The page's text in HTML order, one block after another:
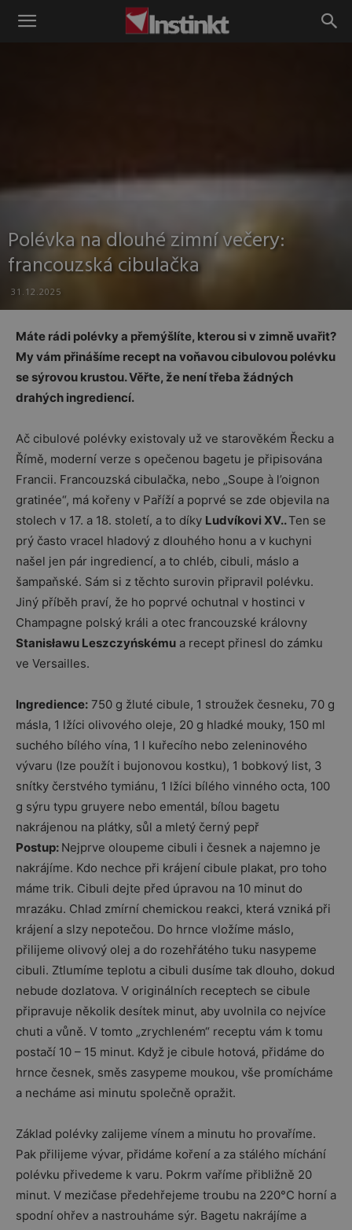
Instinkt
Polévka na dlouhé zimní večery:
francouzská cibulačka
31.12.2025
Máte rádi polévky a přemýšlíte, kterou si v zimně uvařit?
My vám přinášíme recept na voňavou cibulovou polévku
se sýrovou krustou. Věřte, že není třeba žádných
drahých ingrediencí.
Ač cibulové polévky existovaly už ve starověkém Řecku a
Římě, moderní verze s opečenou bagetu je připisována
Francii. Francouzská cibulačka, nebo „Soupe à l’oignon
gratinée“, má kořeny v Paříží a poprvé se zde objevila na
stolech v 17. a 18. století, a to díky Ludvíkovi XV..Ten se
prý často vracel hladový z dlouhého honu a v kuchyni
našel jen pár ingrediencí, a to chléb, cibuli, máslo a
šampaňské. Sám si z těchto surovin připravil polévku.
Jiný příběh praví, že ho poprvé ochutnal v hostinci v
Champagne polský králi a otec francouzské královny
Stanisławu Leszczyńskému a recept přinesl do zámku
ve Versailles.
Ingredience: 750 g žluté cibule, 1 stroužek česneku, 70 g
másla, 1 lžíci olivového oleje, 20 g hladké mouky, 150 ml
suchého bílého vína, 1 l kuřecího nebo zeleninového
vývaru (lze použít i bujonovou kostku), 1 bobkový list, 3
snítky čerstvého tymiánu, 1 lžíci bílého vinného octa, 100
g sýru typu gruyere nebo ementál, bílou bagetu
nakrájenou na plátky, sůl a mletý černý pepř
Postup: Nejprve oloupeme cibuli i česnek a najemno je
nakrájíme. Kdo nechce při krájení cibule plakat, pro toho
máme trik. Cibuli dejte před úpravou na 10 minut do
mrazáku. Chlad zmírní chemickou reakci, která vzniká při
krájení a slzy nepotečou. Do hrnce vložíme máslo,
přilijeme olivový olej a do rozehřátého tuku nasypeme
cibuli. Ztlumíme teplotu a cibuli dusíme tak dlouho, dokud
nebude dozlatova. V originálních receptech se cibule
připravuje několik desítek minut, aby uvolnila co nejvíce
chuti a vůně. V tomto „zrychleném“ receptu vám k tomu
postačí 10 – 15 minut. Když je cibule hotová, přidáme do
hrnce česnek, směs zasypeme moukou, vše promícháme
a necháme asi minutu společně opražit.
Základ polévky zalijeme vínem a minutu ho provaříme.
Pak přilijeme vývar, přidáme koření a za stálého míchání
polévku přivedeme k varu. Pokrm vaříme přibližně 20
minut. V mezičase předehřejeme troubu na 220°C horní a
spodní ohřev a nastrouháme sýr. Bagetu nakrájíme a